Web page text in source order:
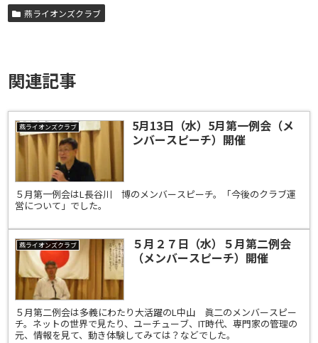
燕ライオンズクラブ
関連記事
燕ライオンズクラブ
5月13日（水）5月第一例会（メ
ンバースピーチ）開催
５月第一例会はL長谷川 博のメンバースピーチ。「今後のクラブ運
営について」でした。
燕ライオンズクラブ
５月２７日（水）５月第二例会
（メンバースピーチ）開催
５月第二例会は多義にわたり大活躍のL中山 眞二のメンバースピー
チ。ネットの世界で見たり、ユーチューブ、IT時代、専門家の管理の
元、情報を見て、動き体験してみては？などでした。